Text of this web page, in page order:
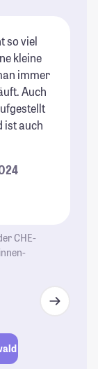
so viel
kleine
immer
Auch
ist auch
CHE-